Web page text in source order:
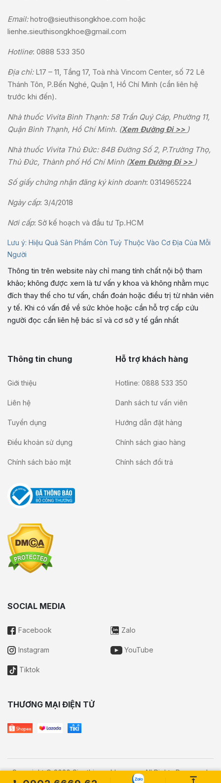
Email: hotro@sieuthisongkhoe.com hoặc
lienhe.sieuthisongkhoe@gmail.com
Hotline: 0888 533 350
Địa chỉ: L17 – 11, Tầng 17, Toà nhà Vincom Center, số 72 Lê
Thánh Tôn, P.Bến Nghé, Quận 1, Hồ Chí Minh (cần liên hệ
trước khi đến).
Nhà thuốc Vivita Bình Thạnh: 58 Trần Quý Cáp, Phường 11,
Quận Bình Thạnh, Hồ Chí Minh. (Xem Đường Đi >> )
Nhà thuốc Vivita Thủ Đức: 84B Đường Số 2, P.Trường Thọ,
Thủ Đức, Thành phố Hồ Chí Minh (Xem Đường Đi >> )
Số giấy chứng nhận đăng ký kinh doanh: 0314965224
Ngày cấp: 3/4/2018
Nơi cấp: Sở kế hoạch và đầu tư Tp.HCM
Lưu ý: Hiệu Quả Sản Phẩm Còn Tuỳ Thuộc Vào Cơ Địa Của Mỗi
Người
Thông tin trên website này chỉ mang tính chất nội bộ tham
khảo; không được xem là tư vấn y khoa và không nhằm mục
đích thay thế cho tư vấn, chẩn đoán hoặc điều trị từ nhân viên
y tế. Khi có vấn đề về sức khỏe hoặc cần hỗ trợ cấp cứu
người đọc cần liên hệ bác sĩ và cơ sở y tế gần nhất
Thông tin chung
Giới thiệu
Liên hệ
Tuyển dụng
Điều khoản sử dụng
Chính sách bảo mật
Hỗ trợ khách hàng
Hotline: 0888 533 350
Danh sách tư vấn viên
Hướng dẫn đặt hàng
Chính sách giao hàng
Chính sách đổi trả
SOCIAL MEDIA
Facebook Zalo
Instagram YouTube
Tiktok
THƯƠNG MẠI ĐIỆN TỬ
Copyright © 2020 Sieuthisongkhoe.com All Rights Reserved.